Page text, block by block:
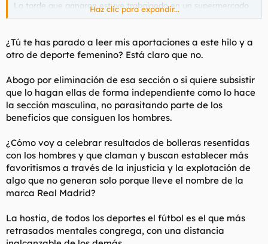
La tarde que ganaron estuve trabajando en un supermercado
en pleno corazón de la Cataluña catalana. Allí hasta los negros
Aquella tarde durante y después del partido parecía lo mismo
que estar en Huelva: absolutamente NADIE se acordaba de
comentario. Los bares como si nada. Yo creo que la gente no
sabía ni siquiera que jugaban. Cuando en un lugar tan
catalanista de haber ganado la Champions el masculino
aquello habría sido un festival.
fue una cosa exagerada. Es que ni un poquito. No hay ningún
seguimiento ni aprecio, aunque hayan ganado cuatro
Champions y llegado a seis finales en los últimos seis años, que
deportivamente eso es una puta barbaridad
Haz clic para expandir...
¿Tú te has parado a leer mis aportaciones a este hilo y a
otro de deporte femenino? Está claro que no.
Abogo por eliminación de esa sección o si quiere subsistir
que lo hagan ellas de forma independiente como lo hace
la sección masculina, no parasitando parte de los
beneficios que consiguen los hombres.
¿Cómo voy a celebrar resultados de bolleras resentidas
con los hombres y que claman y buscan establecer más
favoritismos a través de la injusticia y la explotación de
algo que no generan solo porque lleve el nombre de la
marca Real Madrid?
La hostia, de todos los deportes el fútbol es el que más
retrasados mentales congrega, con una distancia